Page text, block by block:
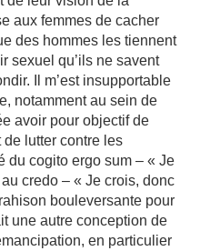
aux femmes de cacher
des hommes les tiennent
sexuel qu’ils ne savent
Il m’est insupportable
notamment au sein de
avoir pour objectif de
lutter contre les
du cogito ergo sum – « Je
credo – « Je crois, donc
bouleversante pour
une autre conception de
en particulier